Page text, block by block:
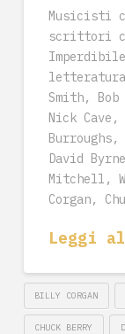
Musicisti
scrittori
Smith, Bob
Nick
David
Mitchell,
Corgan,
Leggi
BILLY CORGAN
CHUCK BERRY